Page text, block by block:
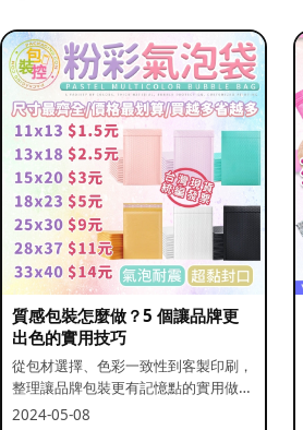
質感包裝怎麼做？5 個讓品牌更
出色的實用技巧
從包材選擇、色彩一致性到客製印刷，
整理讓品牌包裝更有記憶點的實用做
法。
2024-05-08